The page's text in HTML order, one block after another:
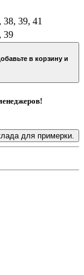
38, 39, 41
39
для примерки.